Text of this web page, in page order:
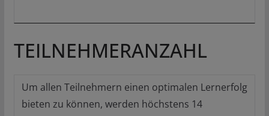
TEILNEHMERANZAHL
Um allen Teilnehmern einen optimalen Lernerfolg
bieten zu können, werden höchstens 14